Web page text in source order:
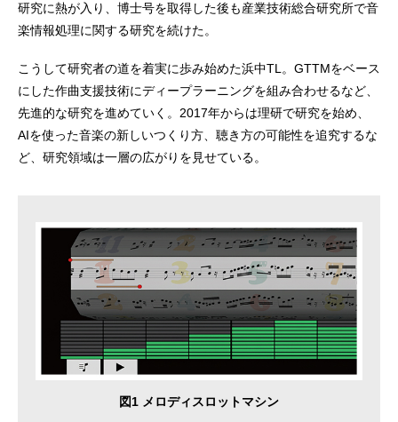
研究に熱が入り、博士号を取得した後も産業技術総合研究所で音
楽情報処理に関する研究を続けた。
こうして研究者の道を着実に歩み始めた浜中TL。GTTMをベース
にした作曲支援技術にディープラーニングを組み合わせるなど、
先進的な研究を進めていく。2017年からは理研で研究を始め、
AIを使った音楽の新しいつくり方、聴き方の可能性を追究するな
ど、研究領域は一層の広がりを見せている。
図1 メロディスロットマシン